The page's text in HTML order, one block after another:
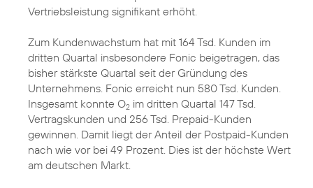
Vertriebsleistung signifikant erhöht.
Zum Kundenwachstum hat mit 164 Tsd. Kunden im
dritten Quartal insbesondere Fonic beigetragen, das
bisher stärkste Quartal seit der Gründung des
Unternehmens. Fonic erreicht nun 580 Tsd. Kunden.
Insgesamt konnte O2 im dritten Quartal 147 Tsd.
Vertragskunden und 256 Tsd. Prepaid-Kunden
gewinnen. Damit liegt der Anteil der Postpaid-Kunden
nach wie vor bei 49 Prozent. Dies ist der höchste Wert
am deutschen Markt.